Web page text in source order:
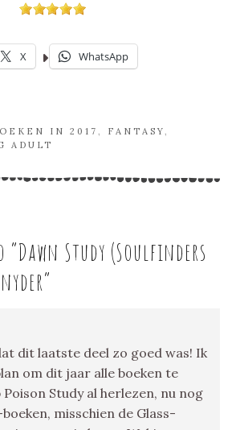
X WhatsApp
IN 2017 , FANTASY,
ADULT
“Dawn Study (Soulfinders
”
dit laatste deel zo goed was! Ik
om dit jaar alle boeken te
Poison Study al herlezen, nu nog
misschien de Glass-